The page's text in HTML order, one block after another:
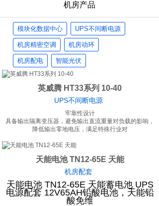
机房产品
模块化数据中心 UPS不间断电源
机房精密空调 机房动环
机房配电 智能光伏
英威腾 HT33系列 10-40
UPS不间断电源
牢靠性设计
具备输出隔离变压器，避免输出直流重量对负载的影响，
降低输出零地电压，满足特殊行业对
天能电池 TN12-65E 天能
机房配套
天能电池 TN12-65E 天能蓄电池 UPS
电源配套 12V65AH铅酸电池，天能铅
酸免维